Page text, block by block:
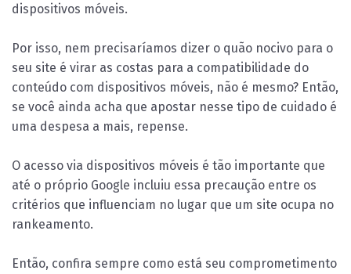
dispositivos móveis.
Por isso, nem precisaríamos dizer o quão nocivo para o
seu site é virar as costas para a compatibilidade do
conteúdo com dispositivos móveis, não é mesmo? Então,
se você ainda acha que apostar nesse tipo de cuidado é
uma despesa a mais, repense.
O acesso via dispositivos móveis é tão importante que
até o próprio Google incluiu essa precaução entre os
critérios que influenciam no lugar que um site ocupa no
rankeamento.
Então, confira sempre como está seu comprometimento